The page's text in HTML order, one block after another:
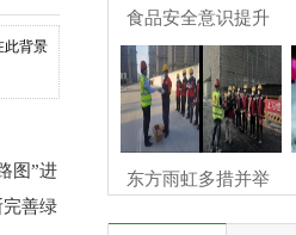
此背景
图”进
善绿
食品安全意识提升
东方雨虹多措并举